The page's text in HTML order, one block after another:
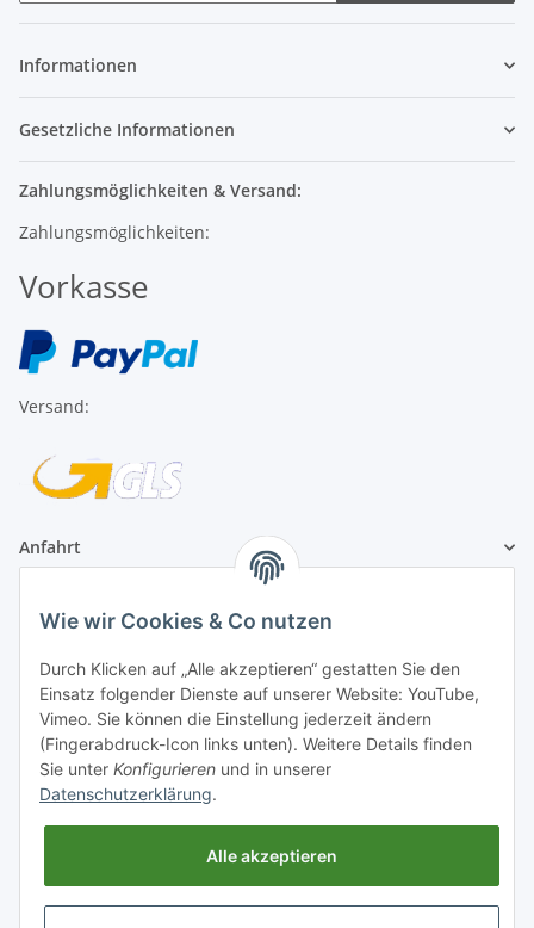
Gesetzliche Informationen
Zahlungsmöglichkeiten & Versand:
Zahlungsmöglichkeiten:
Vorkasse
Versand:
registrierter Partner:
Wie wir Cookies & Co nutzen
Durch Klicken auf „Alle akzeptieren“ gestatten Sie den
Einsatz folgender Dienste auf unserer Website: YouTube,
Vimeo. Sie können die Einstellung jederzeit ändern
(Fingerabdruck-Icon links unten). Weitere Details finden
Sie unter Konfigurieren und in unserer
Datenschutzerklärung.
Alle akzeptieren